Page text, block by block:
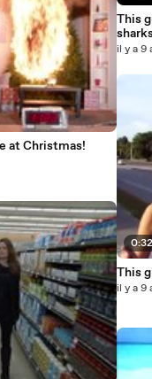
at Christmas!
This
il y a 9
This
il y a 9